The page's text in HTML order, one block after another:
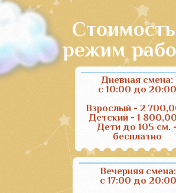
Высота 22.8 м, длинна 80 м
Комплекс аттракционов Зевс